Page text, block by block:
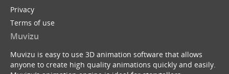
Privacy
Terms of use
Muvizu
Muvizu is easy to use 3D animation software that allows
anyone to create high quality animations quickly and easily.